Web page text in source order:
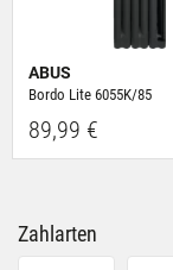
ABUS
Bordo Lite 6055K/85
89,99 €
Zahlarten